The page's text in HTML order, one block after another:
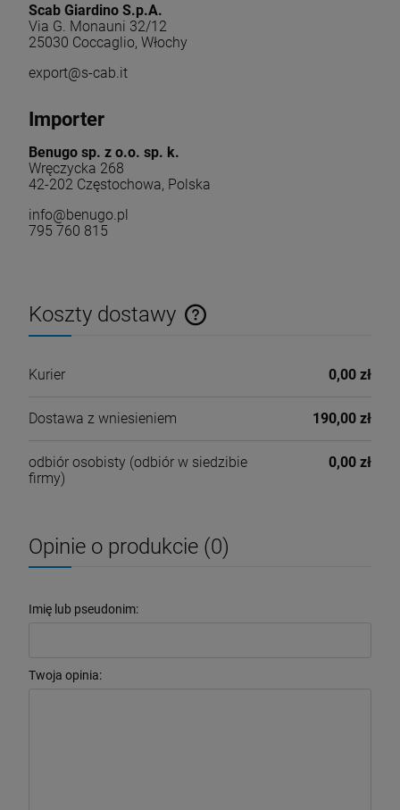
Scab Giardino S.p.A.
Via G. Monauni 32/12
25030 Coccaglio, Włochy
export@s-cab.it
Importer
Benugo sp. z o.o. sp. k.
Wręczycka 268
42-202 Częstochowa, Polska
info@benugo.pl
795 760 815
Koszty dostawy
Cena nie zawiera ewentualnych kosztów płatności
Kurier 0,00 zł
Dostawa z wniesieniem 190,00 zł
odbiór osobisty (odbiór w siedzibie
firmy)
0,00 zł
Opinie o produkcie (0)
Imię lub pseudonim:
Twoja opinia: